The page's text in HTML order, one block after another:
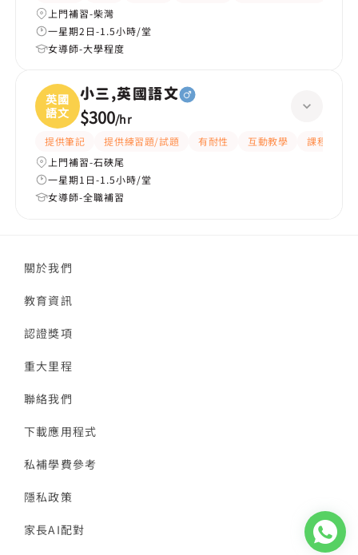
上門補習-柴灣
一星期2日-1.5小時/堂
女導師-大學程度
英國
語文
小三,英國語文
$300/hr
提供筆記 提供練習題/試題 有耐性 互動教學
課程設計
上門補習-石硤尾
一星期1日-1.5小時/堂
女導師-全職補習
關於我們
教育資訊
認證獎項
重大里程
聯絡我們
下載應用程式
私補學費參考
隱私政策
家長AI配對